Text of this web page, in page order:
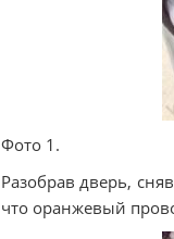
Фото 1.
Разобрав дверь,
что оранжевый